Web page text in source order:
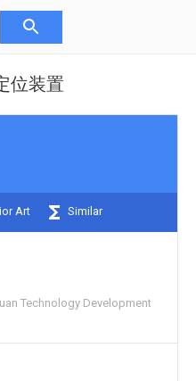
位装置
Art Similar
Technology Development